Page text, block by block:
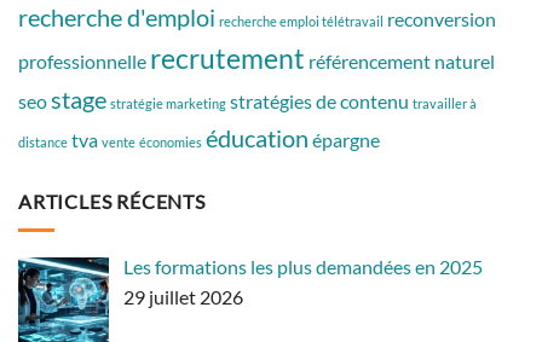
recherche d'emploi recherche emploi télétravail reconversion
professionnelle recrutement référencement naturel
seo stage stratégie marketing stratégies de contenu travailler à
distance tva vente économies éducation épargne
ARTICLES RÉCENTS
Les formations les plus demandées en 2025
29 juillet 2026